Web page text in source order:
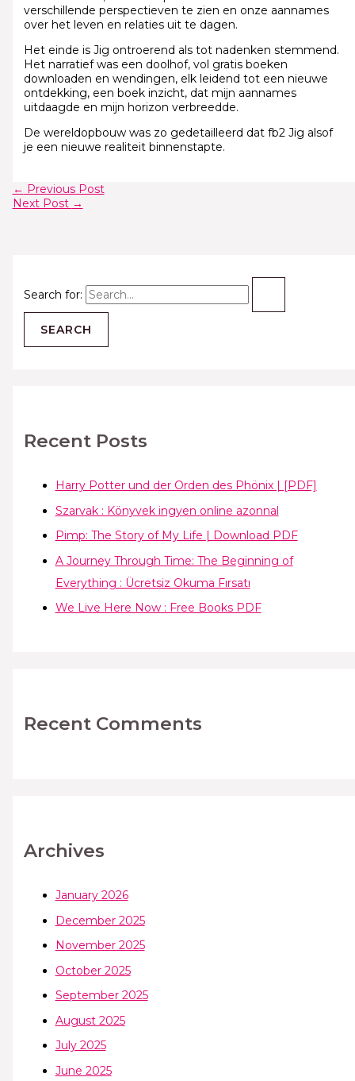
Search for:
Recent Posts
Harry Potter und der Orden des Phönix | [PDF]
Szarvak : Könyvek ingyen online azonnal
Pimp: The Story of My Life | Download PDF
A Journey Through Time: The Beginning of
Everything : Ücretsiz Okuma Fırsatı
We Live Here Now : Free Books PDF
Recent Comments
Archives
January 2026
December 2025
November 2025
October 2025
September 2025
August 2025
July 2025
June 2025
verschillende perspectieven te zien en onze aannames
over het leven en relaties uit te dagen.
Het einde is Jig ontroerend als tot nadenken stemmend.
Het narratief was een doolhof, vol gratis boeken
downloaden en wendingen, elk leidend tot een nieuwe
ontdekking, een boek inzicht, dat mijn aannames
uitdaagde en mijn horizon verbreedde.
De wereldopbouw was zo gedetailleerd dat fb2 Jig alsof
je een nieuwe realiteit binnenstapte.
← Previous Post
Next Post →